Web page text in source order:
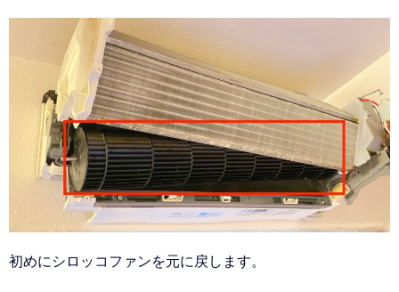
初めにシロッコファンを元に戻します。